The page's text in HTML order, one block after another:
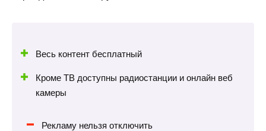
Весь контент бесплатный
Кроме ТВ доступны радиостанции и онлайн веб
камеры
Рекламу нельзя отключить